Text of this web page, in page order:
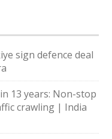
sign defence deal
13 years: Non-stop
crawling | India